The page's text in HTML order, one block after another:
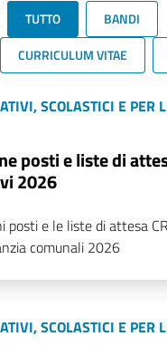
TUTTO
BANDI
CURRICULUM VITAE
SCOLASTICI E PER
posti e liste di
2026
posti e le liste di attesa
comunali 2026
SCOLASTICI E PER